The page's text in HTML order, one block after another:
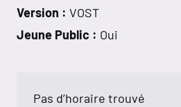
Version : VOST
Jeune Public : Oui
Pas d’horaire trouvé